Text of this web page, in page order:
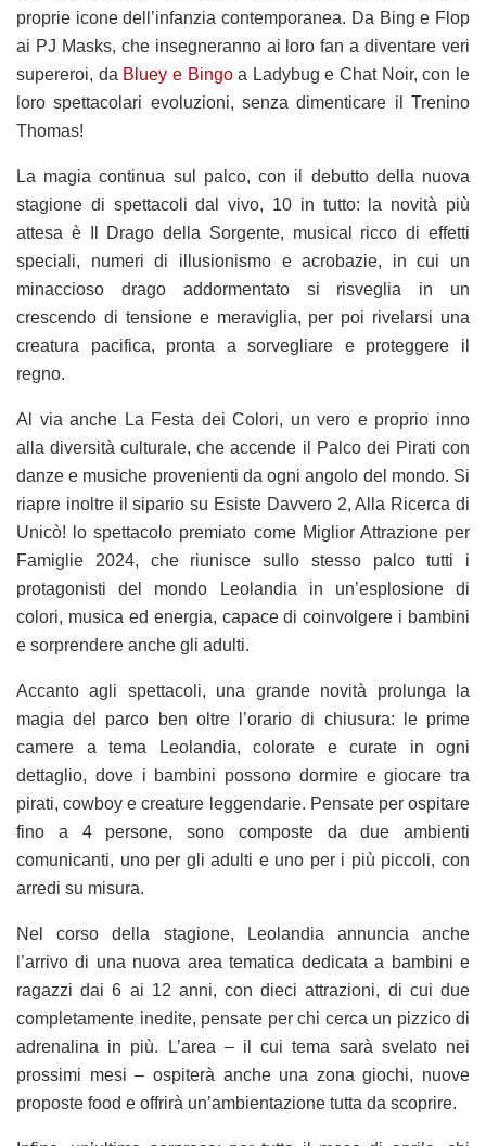
proprie icone dell’infanzia contemporanea. Da Bing e Flop
ai PJ Masks, che insegneranno ai loro fan a diventare veri
supereroi, da Bluey e Bingoa Ladybug e Chat Noir, con le
loro spettacolari evoluzioni, senza dimenticare il Trenino
Thomas!
La magia continua sul palco, con il debutto della nuova
stagione di spettacoli dal vivo, 10 in tutto: la novità più
attesa è Il Drago della Sorgente, musical ricco di effetti
speciali, numeri di illusionismo e acrobazie, in cui un
minaccioso drago addormentato si risveglia in un
crescendo di tensione e meraviglia, per poi rivelarsi una
creatura pacifica, pronta a sorvegliare e proteggere il
regno.
Al via anche La Festa dei Colori, un vero e proprio inno
alla diversità culturale, che accende il Palco dei Pirati con
danze e musiche provenienti da ogni angolo del mondo. Si
riapre inoltre il sipario su Esiste Davvero 2, Alla Ricerca di
Unicò! lo spettacolo premiato come Miglior Attrazione per
Famiglie 2024, che riunisce sullo stesso palco tutti i
protagonisti del mondo Leolandia in un’esplosione di
colori, musica ed energia, capace di coinvolgere i bambini
e sorprendere anche gli adulti.
Accanto agli spettacoli, una grande novità prolunga la
magia del parco ben oltre l’orario di chiusura: le prime
camere a tema Leolandia, colorate e curate in ogni
dettaglio, dove i bambini possono dormire e giocare tra
pirati, cowboy e creature leggendarie. Pensate per ospitare
fino a 4 persone, sono composte da due ambienti
comunicanti, uno per gli adulti e uno per i più piccoli, con
arredi su misura.
Nel corso della stagione, Leolandia annuncia anche
l’arrivo di una nuova area tematica dedicata a bambini e
ragazzi dai 6 ai 12 anni, con dieci attrazioni, di cui due
completamente inedite, pensate per chi cerca un pizzico di
adrenalina in più. L’area – il cui tema sarà svelato nei
prossimi mesi – ospiterà anche una zona giochi, nuove
proposte food e offrirà un’ambientazione tutta da scoprire.